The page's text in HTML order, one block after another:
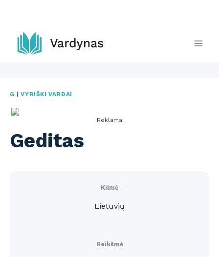
content
G |VYRIŠKI VARDAI
Reklama
Geditas
Kilmė
Lietuvių
Reikšmė